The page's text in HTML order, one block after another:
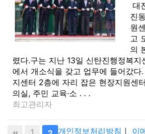
대
진
원
고
의
렸다.구는 지난 13일 신탄진행정복지
에서 개소식을 갖고 업무에 들어갔다
지센터 2층에 자리 잡은 현장지원센
의실, 주민 교육·소 . . .
최고관리자
개인정보처리방침 ㅣ 이